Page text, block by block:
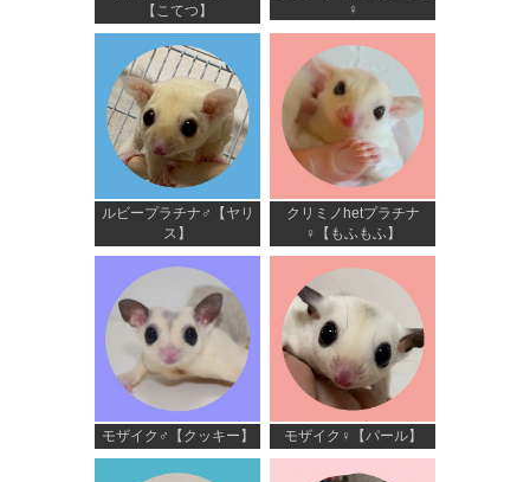
【こてつ】
♀
ルビープラチナ♂【ヤリ
ス】
クリミノhetプラチナ
♀【もふもふ】
モザイク♂【クッキー】 モザイク♀【パール】